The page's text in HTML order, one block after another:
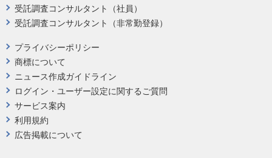
プライバシーポリシー
商標について
ニュース作成ガイドライン
ログイン・ユーザー設定に関するご質問
サービス案内
利用規約
広告掲載について
受託調査コンサルタント（社員）
受託調査コンサルタント（非常勤登録）